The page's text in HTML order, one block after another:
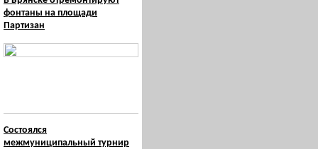
фонтаны на площади
Партизан
Состоялся
межмуниципальный турнир